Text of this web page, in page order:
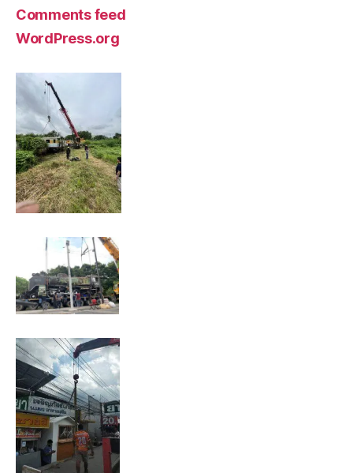
Comments feed
WordPress.org